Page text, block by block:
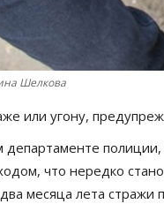
Шелкова
или угону,
департаменте
что нередко
месяца лета